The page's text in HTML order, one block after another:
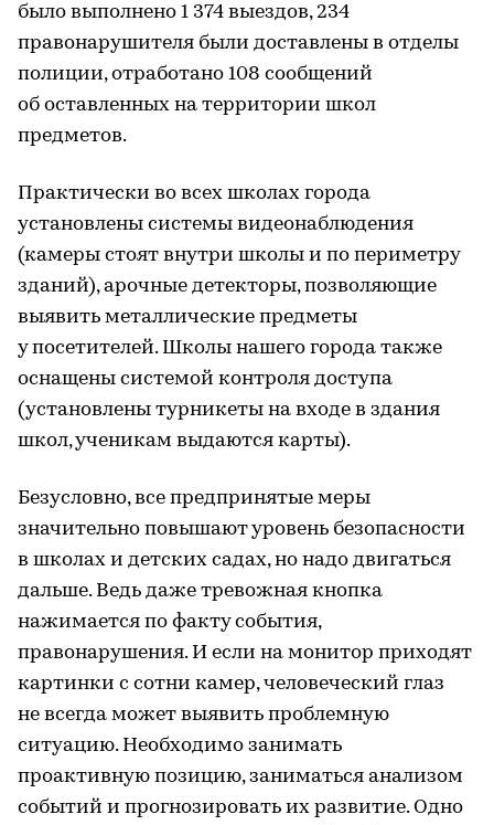
было выполнено 1 374 выездов, 234
правонарушителя были доставлены в отделы
полиции, отработано 108 сообщений
об оставленных на территории школ
предметов.
Практически во всех школах города
установлены системы видеонаблюдения
(камеры стоят внутри школы и по периметру
зданий), арочные детекторы, позволяющие
выявить металлические предметы
у посетителей. Школы нашего города также
оснащены системой контроля доступа
(установлены турникеты на входе в здания
школ, ученикам выдаются карты).
Безусловно, все предпринятые меры
значительно повышают уровень безопасности
в школах и детских садах, но надо двигаться
дальше. Ведь даже тревожная кнопка
нажимается по факту события,
правонарушения. И если на монитор приходят
картинки с сотни камер, человеческий глаз
не всегда может выявить проблемную
ситуацию. Необходимо занимать
проактивную позицию, заниматься анализом
событий и прогнозировать их развитие. Одно